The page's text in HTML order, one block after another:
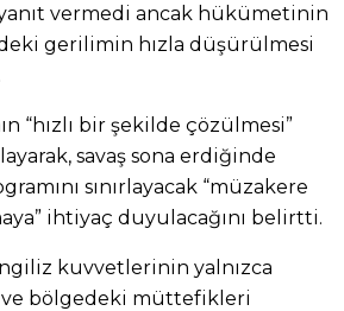
vermedi ancak hükümetinin
gerilimin hızla düşürülmesi
“hızlı bir şekilde çözülmesi”
savaş sona erdiğinde
sınırlayacak “müzakere
ihtiyaç duyulacağını belirtti.
kuvvetlerinin yalnızca
ve bölgedeki müttefikleri